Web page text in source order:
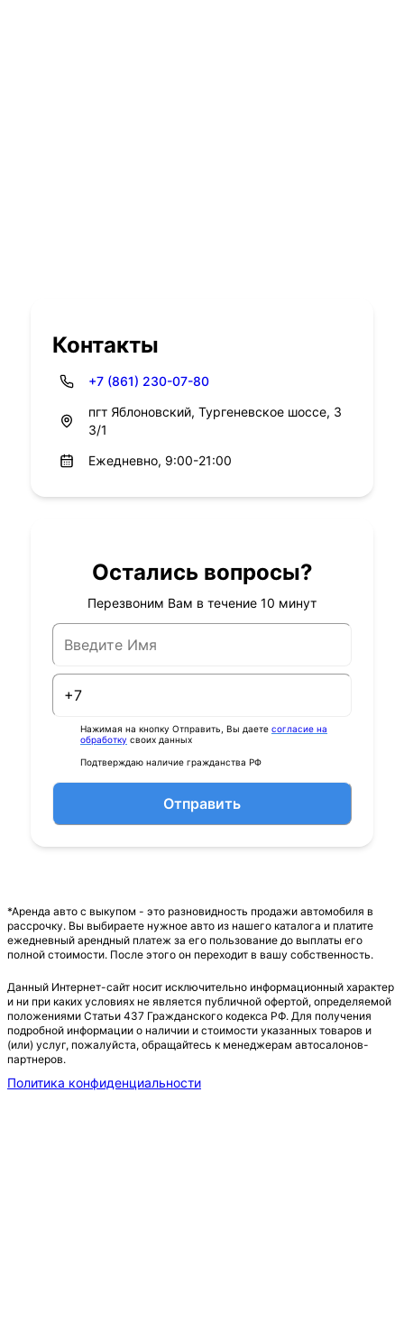
Контакты
+7 (861) 230-07-80
пгт Яблоновский, Тургеневское шоссе, 3
3/1
Ежедневно, 9:00-21:00
Остались вопросы?
Перезвоним Вам в течение 10 минут
Нажимая на кнопку Отправить, Вы даете согласие на
обработку своих данных
Подтверждаю наличие гражданства РФ
Отправить
*Аренда авто с выкупом - это разновидность продажи автомобиля в
рассрочку. Вы выбираете нужное авто из нашего каталога и платите
ежедневный арендный платеж за его пользование до выплаты его
полной стоимости. После этого он переходит в вашу собственность.
Данный Интернет-сайт носит исключительно информационный характер
и ни при каких условиях не является публичной офертой, определяемой
положениями Статьи 437 Гражданского кодекса РФ. Для получения
подробной информации о наличии и стоимости указанных товаров и
(или) услуг, пожалуйста, обращайтесь к менеджерам автосалонов-
партнеров.
Политика конфиденциальности